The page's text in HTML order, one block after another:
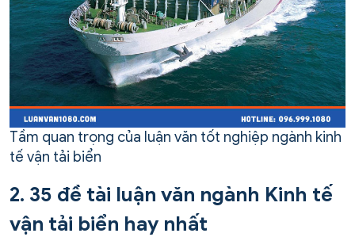
Tầm quan trọng của luận văn tốt nghiệp ngành kinh
tế vận tải biển
2. 35 đề tài luận văn ngành Kinh tế
vận tải biển hay nhất